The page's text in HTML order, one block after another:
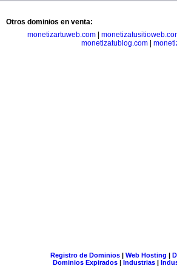
Otros dominios en venta:
monetizartuweb.com|
monetizatublog.com|
Registro de Dominios| Web Hosting |
Dominios Expirados | Industrias |